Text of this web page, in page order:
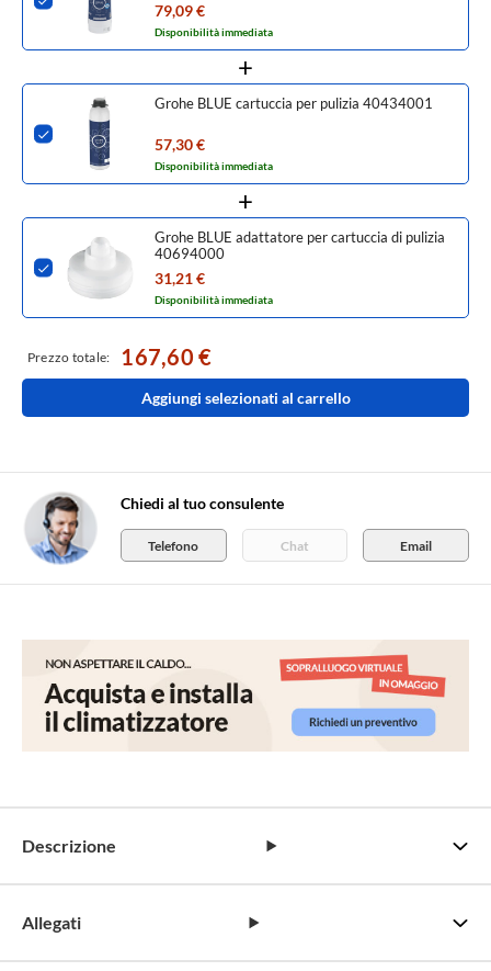
79,09 €
Disponibilità immediata
Grohe BLUE cartuccia per pulizia 40434001
57,30 €
Disponibilità immediata
Grohe BLUE adattatore per cartuccia di pulizia
40694000
31,21 €
Disponibilità immediata
Prezzo totale: 167,60 €
Aggiungi selezionati al carrello
Chiedi al tuo consulente
Telefono Chat Email
Descrizione
Allegati